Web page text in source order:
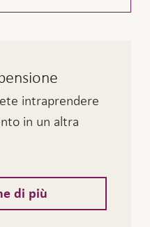
intraprendere
in un altra
di più